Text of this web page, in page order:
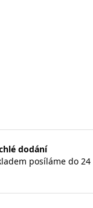
dodání
posíláme do 24